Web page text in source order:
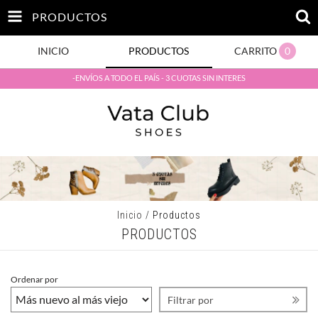
PRODUCTOS
INICIO PRODUCTOS CARRITO 0
-ENVÍOS A TODO EL PAÍS - 3 CUOTAS SIN INTERES
Inicio / Productos
PRODUCTOS
Ordenar por
Filtrar por